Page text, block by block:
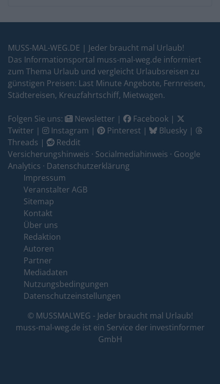
MUSS-MAL-WEG.DE | Jeder braucht mal Urlaub!
Das Informationsportal muss-mal-weg.de informiert
zum Thema Urlaub und vergleicht Urlaubsreisen zu
günstigen Preisen: Last Minute Angebote, Fernreisen,
Städtereisen, Kreuzfahrtschiff, Mietwagen.
Folgen Sie uns: Newsletter | Facebook |
Twitter | Instagram | Pinterest | Bluesky |
Threads |
Reddit
Versicherungshinweis · Socialmediahinweis · Google
Analytics · Datenschutzerklärung
Impressum
Veranstalter AGB
Sitemap
Kontakt
Über uns
Redaktion
Autoren
Partner
Mediadaten
Nutzungsbedingungen
Datenschutzeinstellungen
© MUSSMALWEG - Jeder braucht mal Urlaub!
muss-mal-weg.de ist ein Service der investinformer
GmbH